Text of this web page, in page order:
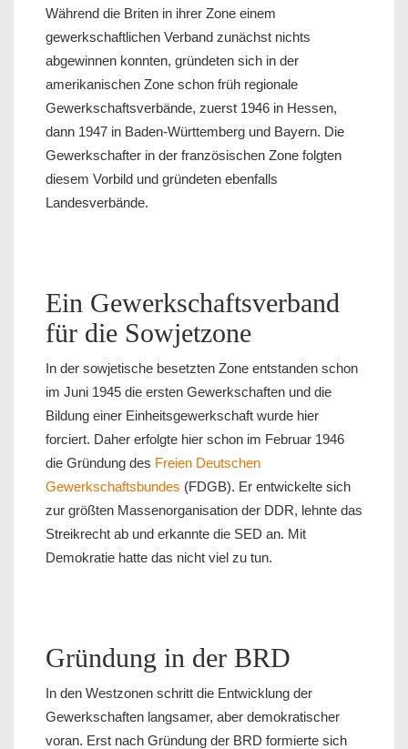
Während die Briten in ihrer Zone einem
gewerkschaftlichen Verband zunächst nichts
abgewinnen konnten, gründeten sich in der
amerikanischen Zone schon früh regionale
Gewerkschaftsverbände, zuerst 1946 in Hessen,
dann 1947 in Baden-Württemberg und Bayern. Die
Gewerkschafter in der französischen Zone folgten
diesem Vorbild und gründeten ebenfalls
Landesverbände.
Ein Gewerkschaftsverband
für die Sowjetzone
In der sowjetische besetzten Zone entstanden schon
im Juni 1945 die ersten Gewerkschaften und die
Bildung einer Einheitsgewerkschaft wurde hier
forciert. Daher erfolgte hier schon im Februar 1946
die Gründung des Freien Deutschen
Gewerkschaftsbundes (FDGB). Er entwickelte sich
zur größten Massenorganisation der DDR, lehnte das
Streikrecht ab und erkannte die SED an. Mit
Demokratie hatte das nicht viel zu tun.
Gründung in der BRD
In den Westzonen schritt die Entwicklung der
Gewerkschaften langsamer, aber demokratischer
voran. Erst nach Gründung der BRD formierte sich